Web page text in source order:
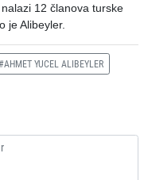
12 članova turske
je Alibeyler.
YUCEL ALIBEYLER